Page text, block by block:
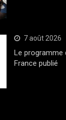
7 août 2026
Le programme
France publié